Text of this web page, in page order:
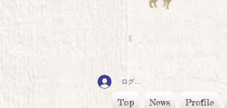
ログイン
Top News Profile